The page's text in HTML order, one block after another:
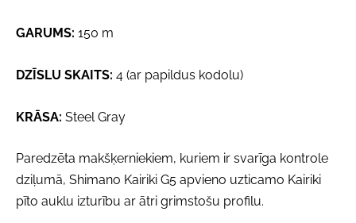
GARUMS: 150 m
DZĪSLU SKAITS: 4 (ar papildus kodolu)
KRĀSA: Steel Gray
Paredzēta makšķerniekiem, kuriem ir svarīga kontrole
dziļumā, Shimano Kairiki G5 apvieno uzticamo Kairiki
pīto auklu izturību ar ātri grimstošu profilu.